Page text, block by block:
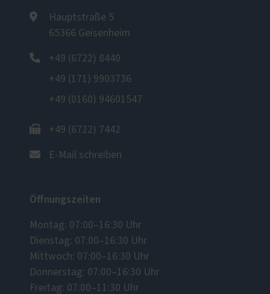
Hauptstraße 5
65366 Geisenheim
+49 (6722) 8440
+49 (171) 9903736
+49 (0160) 94601547
+49 (6722) 7442
E-Mail schreiben
Öffnungszeiten
Montag: 07:00–16:30 Uhr
Dienstag: 07:00–16:30 Uhr
Mittwoch: 07:00–16:30 Uhr
Donnerstag: 07:00–16:30 Uhr
Freitag: 07:00–11:30 Uhr